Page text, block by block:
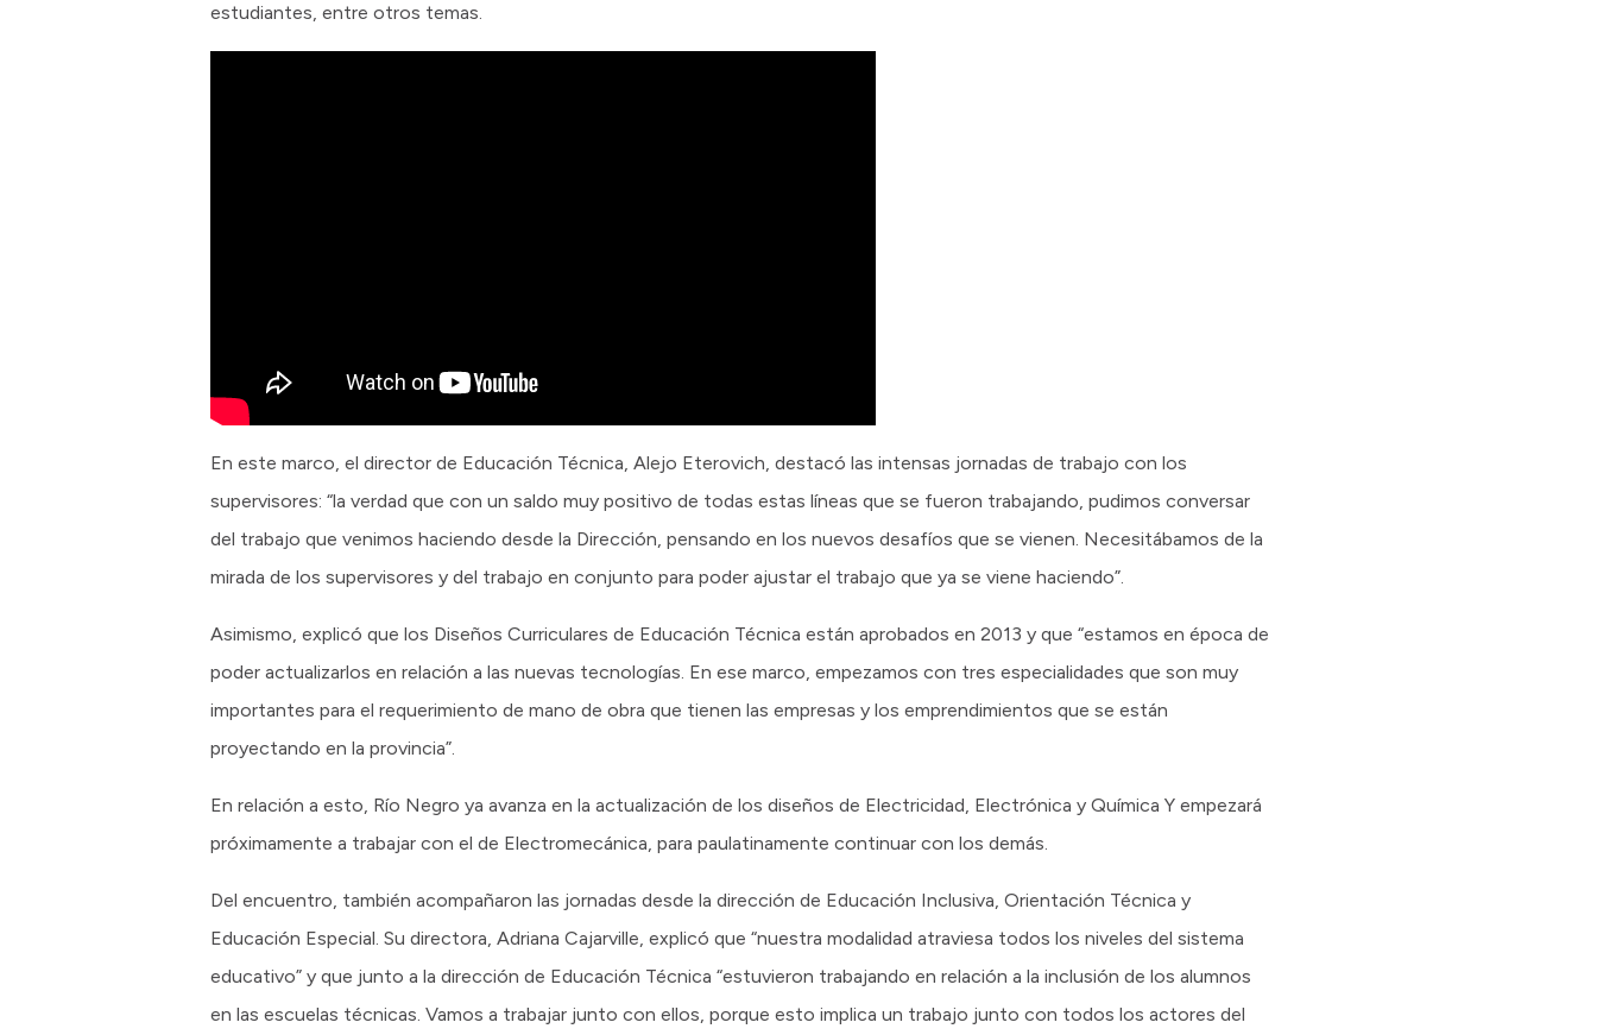
estudiantes, entre otros temas.
En este marco, el director de Educación Técnica, Alejo Eterovich, destacó las intensas jornadas de trabajo con los
supervisores: “la verdad que con un saldo muy positivo de todas estas líneas que se fueron trabajando, pudimos conversar
del trabajo que venimos haciendo desde la Dirección, pensando en los nuevos desafíos que se vienen. Necesitábamos de la
mirada de los supervisores y del trabajo en conjunto para poder ajustar el trabajo que ya se viene haciendo”.
Asimismo, explicó que los Diseños Curriculares de Educación Técnica están aprobados en 2013 y que “estamos en época de
poder actualizarlos en relación a las nuevas tecnologías. En ese marco, empezamos con tres especialidades que son muy
importantes para el requerimiento de mano de obra que tienen las empresas y los emprendimientos que se están
proyectando en la provincia”.
En relación a esto, Río Negro ya avanza en la actualización de los diseños de Electricidad, Electrónica y Química Y empezará
próximamente a trabajar con el de Electromecánica, para paulatinamente continuar con los demás.
Del encuentro, también acompañaron las jornadas desde la dirección de Educación Inclusiva, Orientación Técnica y
Educación Especial. Su directora, Adriana Cajarville, explicó que “nuestra modalidad atraviesa todos los niveles del sistema
educativo” y que junto a la dirección de Educación Técnica “estuvieron trabajando en relación a la inclusión de los alumnos
en las escuelas técnicas. Vamos a trabajar junto con ellos, porque esto implica un trabajo junto con todos los actores del